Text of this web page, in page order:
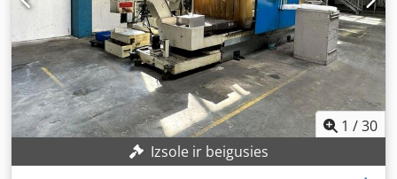
1 /30
Izsole ir beigusies